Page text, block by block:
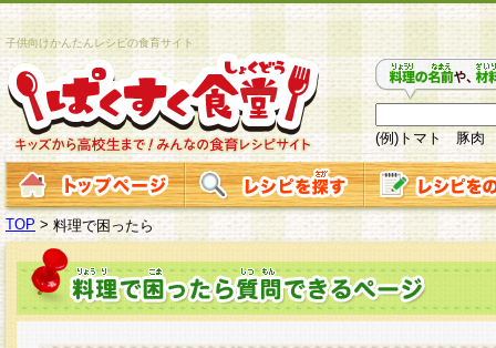
子供向けかんたんレシピの食育サイト
(例)トマト 豚肉
TOP >料理で困ったら